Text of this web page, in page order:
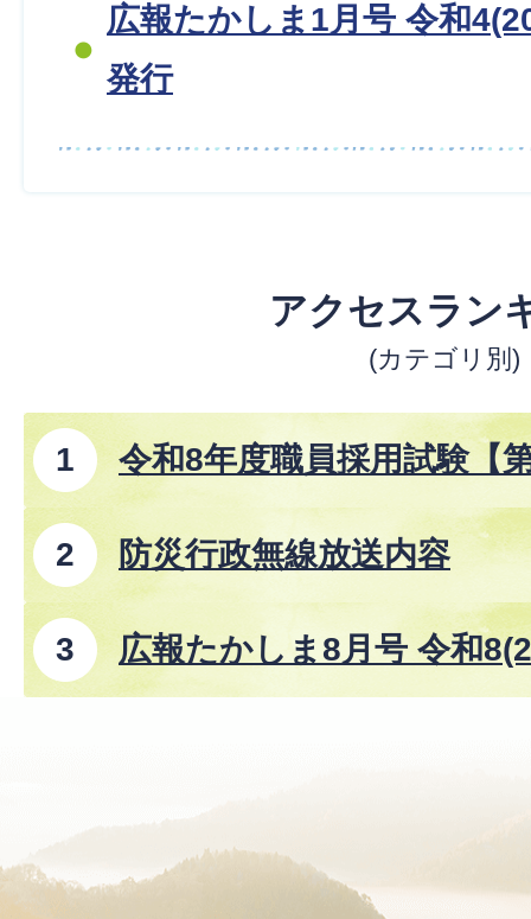
広報たかしま1月号 令和
発行
アクセスラン
(カテゴリ別)
令和8年度職員採用試験【
防災行政無線放送内容
広報たかしま8月号 令和